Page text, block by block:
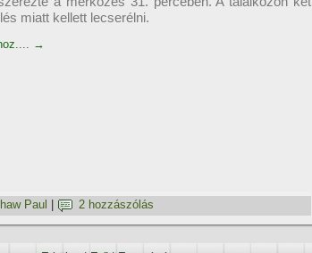
miatt kellett lecserélni.
→
Paul 2 hozzászólás